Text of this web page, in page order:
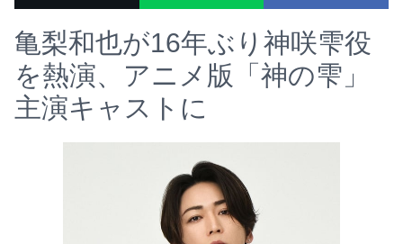
亀梨和也が16年ぶり神咲雫役
を熱演、アニメ版「神の雫」
主演キャストに